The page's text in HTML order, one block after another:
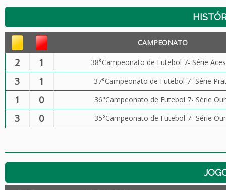
CAMPEONATO
2 1 38°Campeonato de Futebol 7- Série
3 1 37°Campeonato de Futebol 7- Série
1 0 36°Campeonato de Futebol 7- Série
3 0 35°Campeonato de Futebol 7- Série